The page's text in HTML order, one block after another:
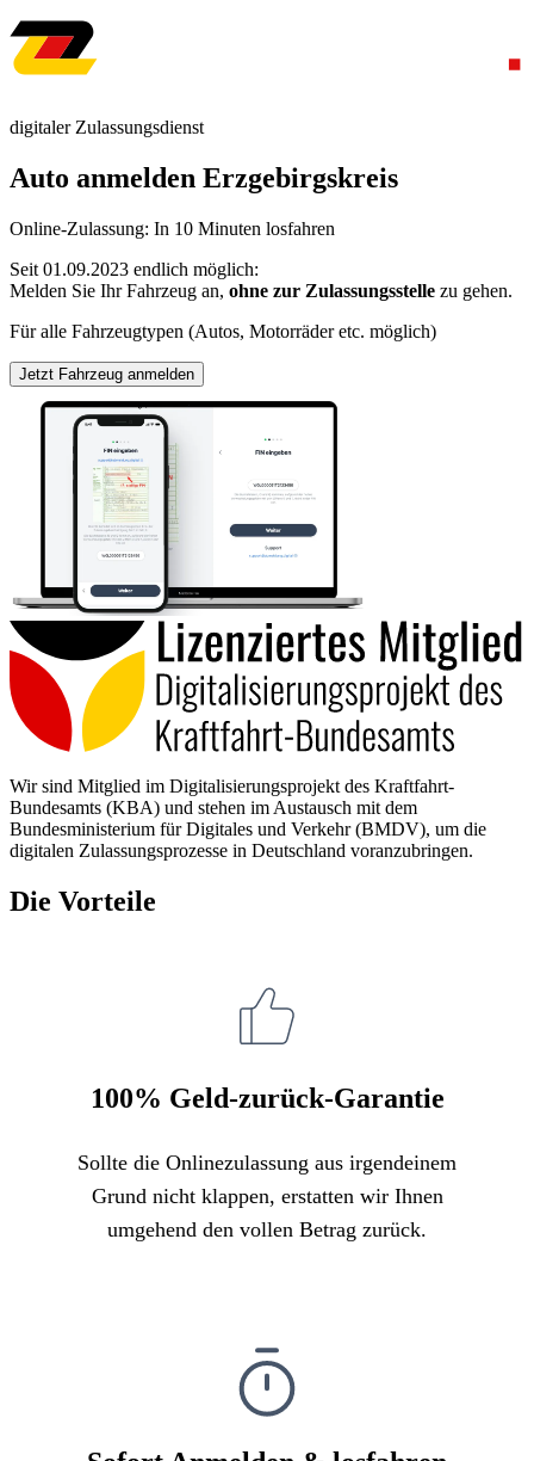
digitaler Zulassungsdienst
Auto anmelden Erzgebirgskreis
Online-Zulassung: In 10 Minuten losfahren
Seit 01.09.2023 endlich möglich:
Melden Sie Ihr Fahrzeug an, ohne zur Zulassungsstelle zu gehen.
Für alle Fahrzeugtypen (Autos, Motorräder etc. möglich)
Jetzt Fahrzeug anmelden
Wir sind Mitglied im Digitalisierungsprojekt des Kraftfahrt-
Bundesamts (KBA) und stehen im Austausch mit dem
Bundesministerium für Digitales und Verkehr (BMDV), um die
digitalen Zulassungsprozesse in Deutschland voranzubringen.
Die Vorteile
100% Geld-zurück-Garantie
Sollte die Onlinezulassung aus irgendeinem
Grund nicht klappen, erstatten wir Ihnen
umgehend den vollen Betrag zurück.